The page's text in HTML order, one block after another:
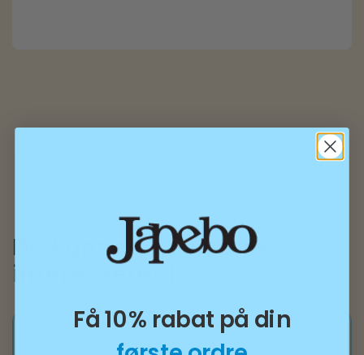
Du kunne også være
interesseret i…
Få 10% rabat på din